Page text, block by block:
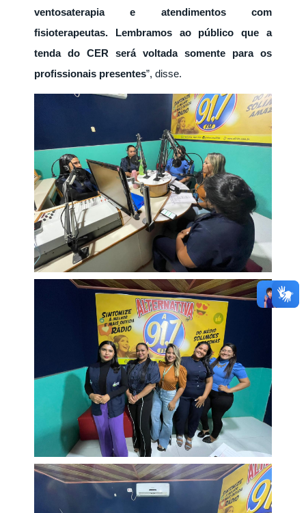
ventosaterapia e atendimentos com
fisioterapeutas. Lembramos ao público que a
tenda do CER será voltada somente para os
profissionais presentes”, disse.